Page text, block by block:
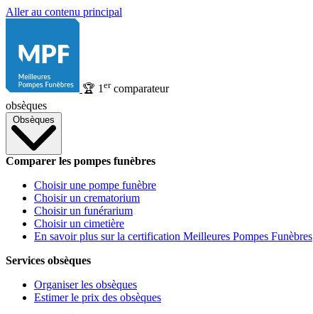
Aller au contenu principal
🏆 1 ercomparateur
obsèques
Obsèques
Comparer les pompes funèbres
Choisir une pompe funèbre
Choisir un crematorium
Choisir un funérarium
Choisir un cimetière
En savoir plus sur la certification Meilleures Pompes Funèbres
Services obsèques
Organiser les obsèques
Estimer le prix des obsèques